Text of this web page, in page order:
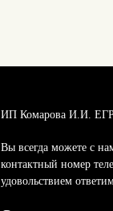
ИП Комарова И.И.
Вы всегда можете с
контактный номер
удовольствием